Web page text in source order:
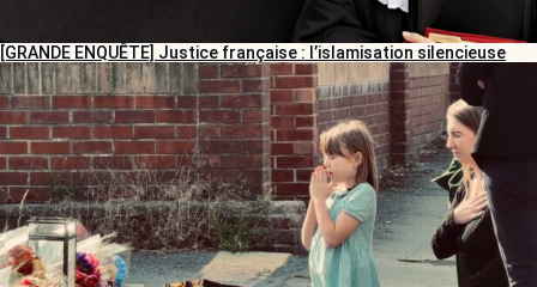
[GRANDE ENQUÊTE] Justice française : l’islamisation silencieuse